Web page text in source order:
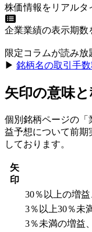
株価情報をリアルタ
企業業績の表示期数
限定コラムが読み放
▶︎ 銘柄名の取引手
矢印の意味
個別銘柄ページの「
益予想について前期
しております。
矢
印
30％以上の増
3％以上30％未
3％未満の増益